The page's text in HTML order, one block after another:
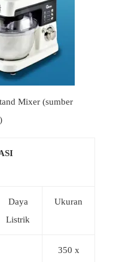
Mixer (sumber
Daya
Listrik
Ukuran
350 x